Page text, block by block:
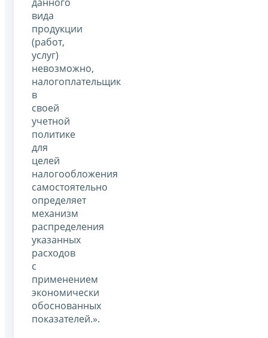
вида
продукции
(работ,
услуг)
невозможно,
налогоплательщик
в
своей
учетной
политике
для
целей
налогообложения
самостоятельно
определяет
механизм
распределения
указанных
расходов
с
применением
экономически
обоснованных
показателей.».